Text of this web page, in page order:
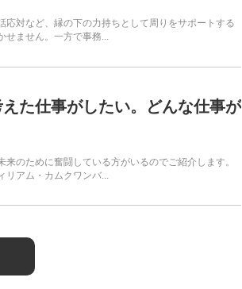
応対など、縁の下の力持ちとして周りをサポートする
せません。一方で事務...
た仕事がしたい。どんな仕事が
のために奮闘している方がいるのでご紹介します。
アム・カムクワンバ...